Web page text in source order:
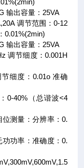
输出容量：25VA
调节范围：0-12
0.01%(2min)
输出容量：25VA
调节细度：0.001H
细度：0.01o 准确
0-40%（总谐波<4
测量：分辨率：0.
功率：准确度：0.